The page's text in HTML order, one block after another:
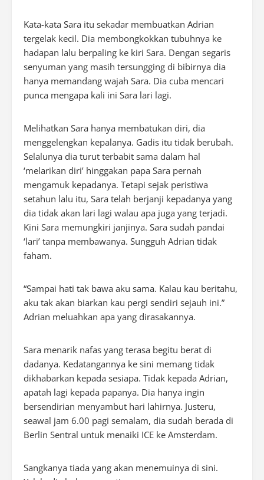
Kata-kata Sara itu sekadar membuatkan Adrian
tergelak kecil. Dia membongkokkan tubuhnya ke
hadapan lalu berpaling ke kiri Sara. Dengan segaris
senyuman yang masih tersungging di bibirnya dia
hanya memandang wajah Sara. Dia cuba mencari
punca mengapa kali ini Sara lari lagi.
Melihatkan Sara hanya membatukan diri, dia
menggelengkan kepalanya. Gadis itu tidak berubah.
Selalunya dia turut terbabit sama dalam hal
‘melarikan diri’ hinggakan papa Sara pernah
mengamuk kepadanya. Tetapi sejak peristiwa
setahun lalu itu, Sara telah berjanji kepadanya yang
dia tidak akan lari lagi walau apa juga yang terjadi.
Kini Sara memungkiri janjinya. Sara sudah pandai
‘lari’ tanpa membawanya. Sungguh Adrian tidak
faham.
“Sampai hati tak bawa aku sama. Kalau kau beritahu,
aku tak akan biarkan kau pergi sendiri sejauh ini.”
Adrian meluahkan apa yang dirasakannya.
Sara menarik nafas yang terasa begitu berat di
dadanya. Kedatangannya ke sini memang tidak
dikhabarkan kepada sesiapa. Tidak kepada Adrian,
apatah lagi kepada papanya. Dia hanya ingin
bersendirian menyambut hari lahirnya. Justeru,
seawal jam 6.00 pagi semalam, dia sudah berada di
Berlin Sentral untuk menaiki ICE ke Amsterdam.
Sangkanya tiada yang akan menemuinya di sini.